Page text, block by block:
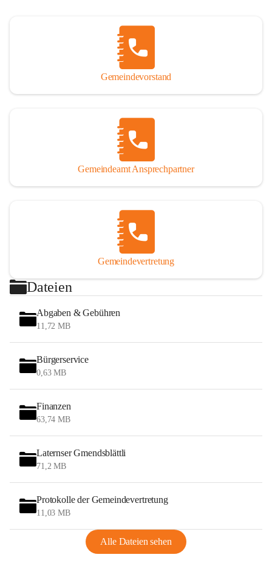
Gemeindevorstand
Gemeindeamt Ansprechpartner
Gemeindevertretung
Dateien
Abgaben & Gebühren
11,72 MB
Bürgerservice
0,63 MB
Finanzen
63,74 MB
Laternser Gmendsblättli
71,2 MB
Protokolle der Gemeindevertretung
11,03 MB
Alle Dateien sehen